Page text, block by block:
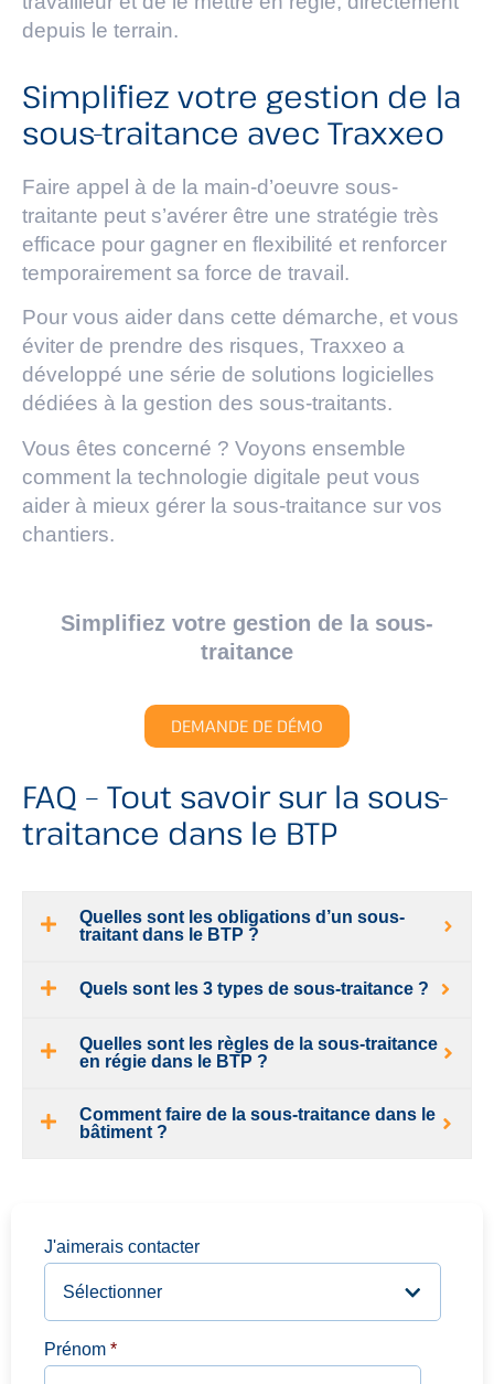
depuis le terrain.
Simplifiez votre gestion de la
sous-traitance avec Traxxeo
Faire appel à de la main-d’oeuvre sous-
traitante peut s’avérer être une stratégie très
efficace pour gagner en flexibilité et renforcer
temporairement sa force de travail.
Pour vous aider dans cette démarche, et vous
éviter de prendre des risques, Traxxeo a
développé une série de solutions logicielles
dédiées à la gestion des sous-traitants.
Vous êtes concerné ? Voyons ensemble
comment la technologie digitale peut vous
aider à mieux gérer la sous-traitance sur vos
chantiers.
Simplifiez votre gestion de la sous-
traitance
DEMANDE DE DÉMO
FAQ – Tout savoir sur la sous-
traitance dans le BTP
Quelles sont les obligations d’un sous-
traitant dans le BTP ?
Quels sont les 3 types de sous-traitance ?
Quelles sont les règles de la sous-traitance
en régie dans le BTP ?
Comment faire de la sous-traitance dans le
bâtiment ?
J'aimerais contacter
Prénom *